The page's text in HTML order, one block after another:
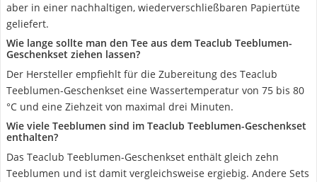
aber in einer nachhaltigen, wiederverschließbaren Papiertüte
geliefert.
Wie lange sollte man den Tee aus dem Teaclub Teeblumen-
Geschenkset ziehen lassen?
Der Hersteller empfiehlt für die Zubereitung des Teaclub
Teeblumen-Geschenkset eine Wassertemperatur von 75 bis 80
°C und eine Ziehzeit von maximal drei Minuten.
Wie viele Teeblumen sind im Teaclub Teeblumen-Geschenkset
enthalten?
Das Teaclub Teeblumen-Geschenkset enthält gleich zehn
Teeblumen und ist damit vergleichsweise ergiebig. Andere Sets